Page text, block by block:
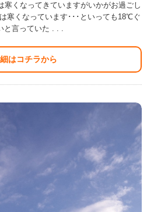
寒くなってきていますがいかがお過ごし
寒くなっています･･･といっても18℃ぐ
と言っていた . . .
はコチラから